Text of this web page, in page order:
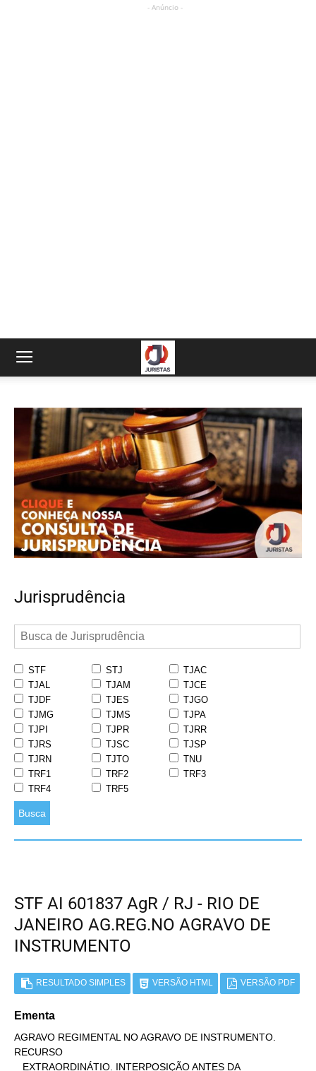
- Anúncio -
Jurisprudência
STF STJ
TJAC
TJAL
TJAM
TJCE
TJDF
TJES
TJGO
TJMG
TJMS
TJPA
TJPI
TJPR
TJRR
TJRS
TJSC
TJSP
TJRN
TJTO
TNU
TRF1
TRF2
TRF3
TRF4
TRF5
Busca
STF AI 601837 AgR / RJ - RIO DE
JANEIRO AG.REG.NO AGRAVO DE
INSTRUMENTO
RESULTADO SIMPLES VERSÃO HTML VERSÃO PDF
Ementa
AGRAVO REGIMENTAL NO AGRAVO DE INSTRUMENTO.
RECURSO